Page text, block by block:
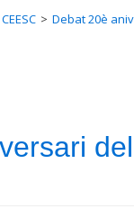
Debat 20è